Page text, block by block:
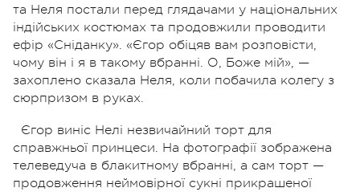
та Неля постали перед глядачами у національних
індійських костюмах та продовжили проводити
ефір «Сніданку». «Єгор обіцяв вам розповісти,
чому він і я в такому вбранні. О, Боже мій», —
захоплено сказала Неля, коли побачила колегу з
сюрпризом в руках.
Єгор виніс Нелі незвичайний торт для
справжньої принцеси. На фотографії зображена
телеведуча в блакитному вбранні, а сам торт —
продовження неймовірної сукні прикрашеної